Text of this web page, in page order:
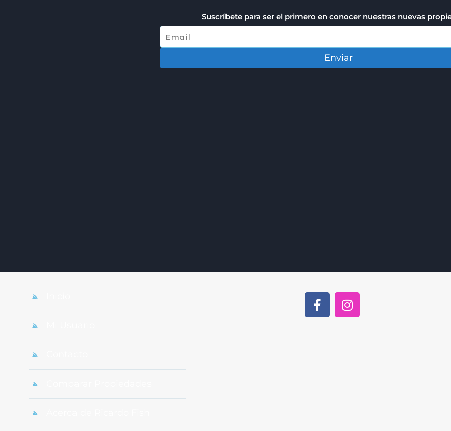
Suscríbete para ser el primero en conocer nuestras nuevas
Enviar